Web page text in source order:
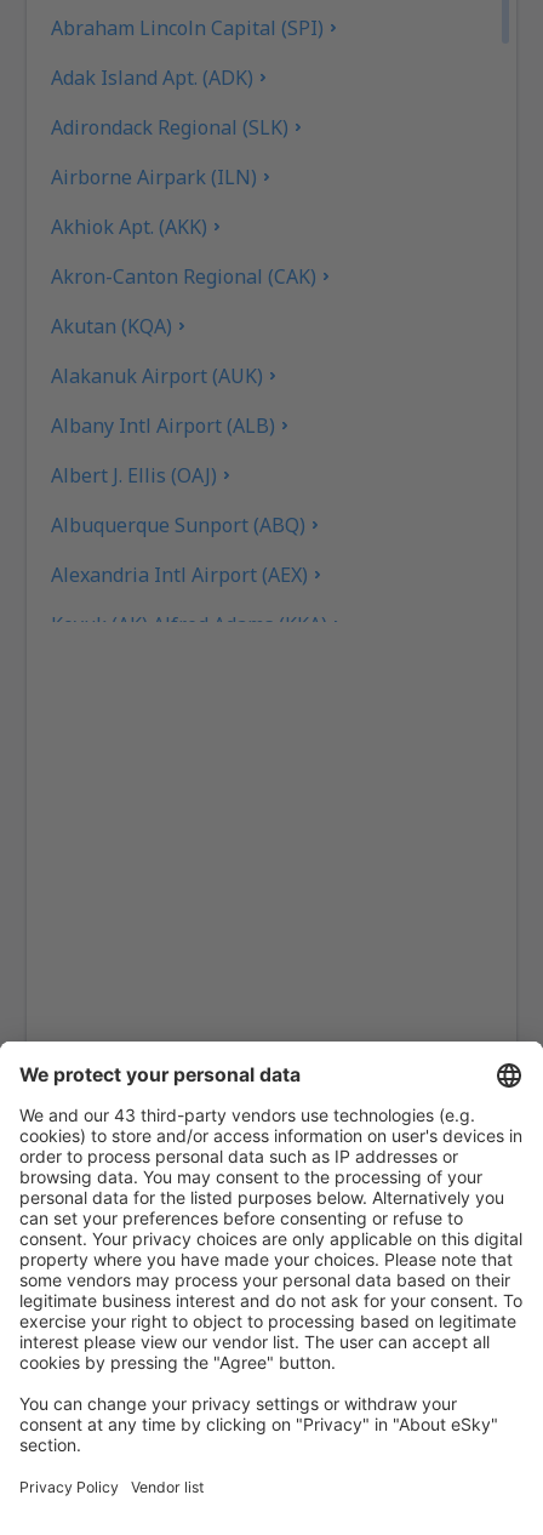
Abraham Lincoln Capital (SPI)
Adak Island Apt. (ADK)
Adirondack Regional (SLK)
Airborne Airpark (ILN)
Akhiok Apt. (AKK)
Akron-Canton Regional (CAK)
Akutan (KQA)
Alakanuk Airport (AUK)
Albany Intl Airport (ALB)
Albert J. Ellis (OAJ)
Albuquerque Sunport (ABQ)
Alexandria Intl Airport (AEX)
Koyuk (AK) Alfred Adams (KKA)
Aeropuerto de Angel Fire (AXX)
Angoon Seaplane Base (AGN)
Aniak Airport (ANI)
Durango
Ann Arbor Municipal Airport (ARB)
McKinleyville Arcata-Eureka (ACV)
Arctic Village Apt. (ARC)
Fletcher Asheville (AVL)